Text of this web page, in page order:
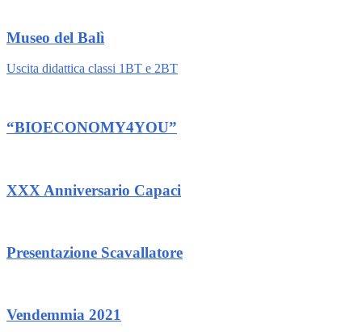
Museo del Balì
Uscita didattica classi 1BT e 2BT
“BIOECONOMY4YOU”
XXX Anniversario Capaci
Presentazione Scavallatore
Vendemmia 2021